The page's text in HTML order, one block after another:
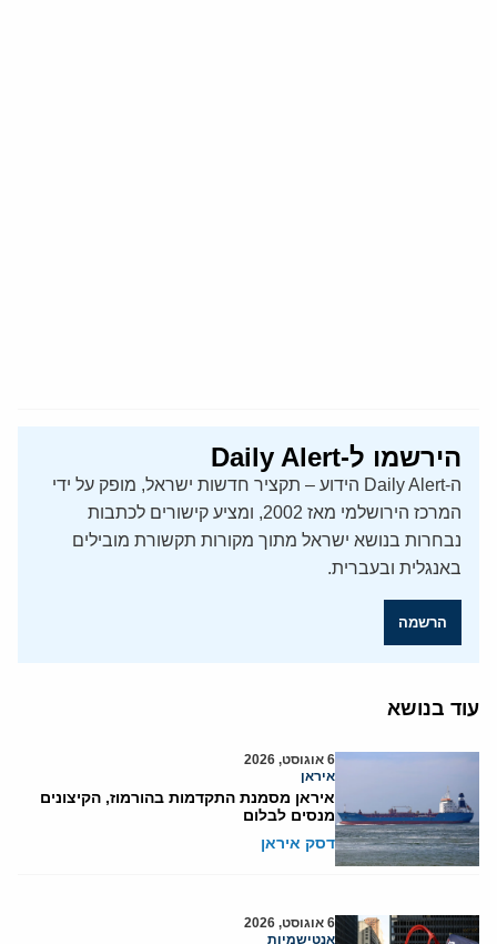
הירשמו ל-Daily Alert
ה-Daily Alert הידוע – תקציר חדשות ישראל, מופק על ידי
המרכז הירושלמי מאז 2002, ומציע קישורים לכתבות
נבחרות בנושא ישראל מתוך מקורות תקשורת מובילים
באנגלית ובעברית.
הרשמה
עוד בנושא
6 אוגוסט, 2026
איראן
איראן מסמנת התקדמות בהורמוז, הקיצונים
מנסים לבלום
דסק איראן
6 אוגוסט, 2026
אנטישמיות